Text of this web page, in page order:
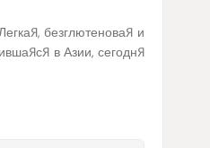
безглютеновая и
в Азии, сегодня